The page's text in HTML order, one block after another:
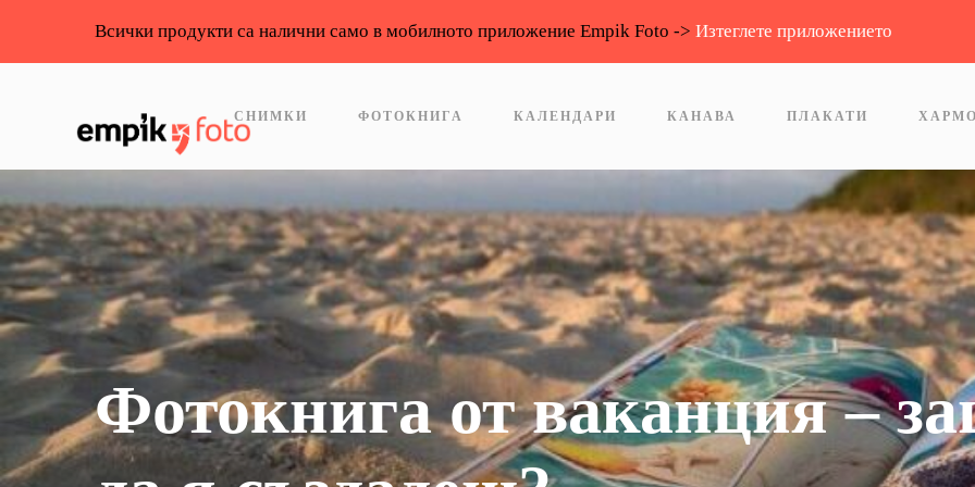
Всички продукти са налични само в мобилното приложение Empik Foto -> Изтеглете приложението
СНИМКИ ФОТОКНИГА КАЛЕНДАРИ КАНАВА ПЛАКАТИ
Фотокнига от ваканция –